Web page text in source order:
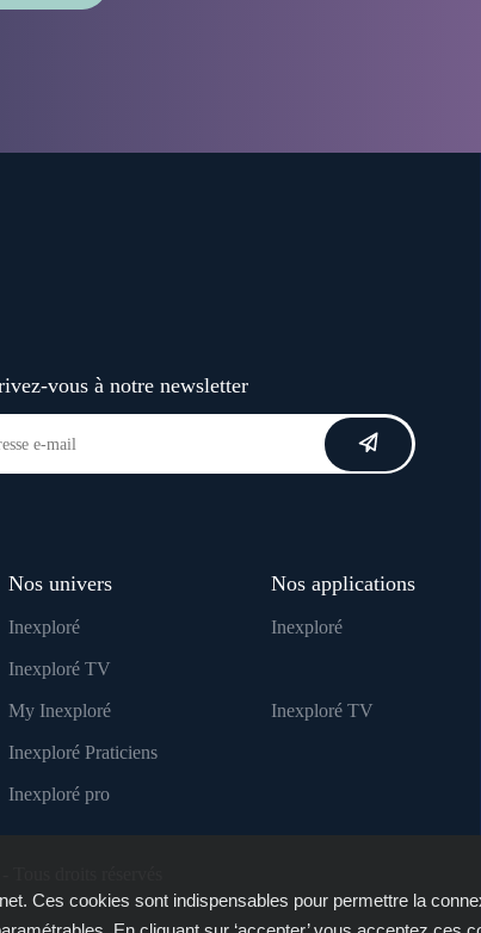
vous à notre newsletter
Nos univers
Inexploré
Inexploré TV
My Inexploré
Inexploré Praticiens
Inexploré pro
Nos applications
Inexploré
Inexploré TV
Ces cookies sont indispensables pour permettre la